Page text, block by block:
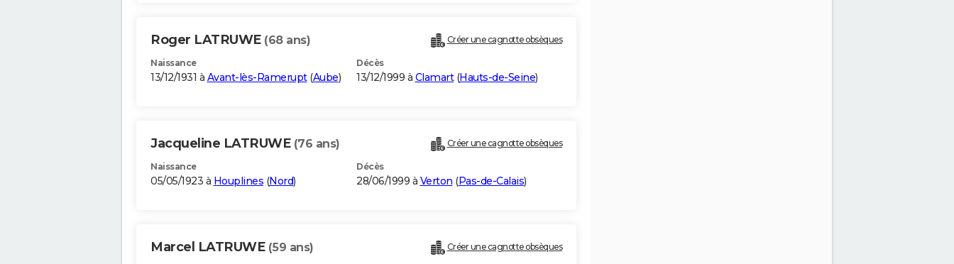
Roger LATRUWE (68 ans) Créer une cagnotte obsèques
Naissance
13/12/1931 à Avant-lès-Ramerupt(Aube)
Décès
13/12/1999 à Clamart(Hauts-de-Seine)
Jacqueline LATRUWE (76 ans) Créer une cagnotte obsèques
Naissance
05/05/1923 à Houplines (Nord)
Décès
28/06/1999 à Verton (Pas-de-Calais)
Marcel LATRUWE (59 ans) Créer une cagnotte obsèques